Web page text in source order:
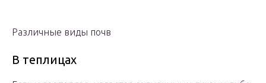
Различные виды почв
В теплицах